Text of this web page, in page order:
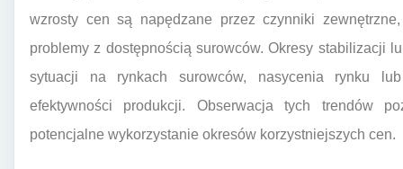
wzrosty cen są napędzane przez czynniki
problemy z dostępnością surowców. Okresy stabilizacji
sytuacji na rynkach surowców, nasycenia rynku
efektywności produkcji. Obserwacja tych trendów
potencjalne wykorzystanie okresów korzystniejszych cen.